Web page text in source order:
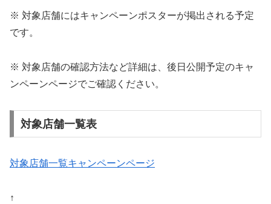
※ 対象店舗にはキャンペーンポスターが掲出される予定
です。
※ 対象店舗の確認方法など詳細は、後日公開予定のキャ
ンペーンページでご確認ください。
対象店舗一覧表
対象店舗一覧キャンペーンページ
↑